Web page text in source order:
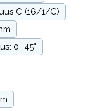
C (16/1/C)
0–45°